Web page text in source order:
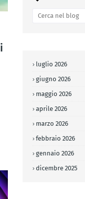
luglio 2026
giugno 2026
maggio 2026
aprile 2026
marzo 2026
febbraio 2026
gennaio 2026
dicembre 2025